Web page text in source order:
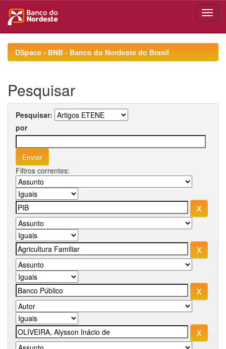
navigationDSpace - BNB - Banco do Nordeste do Brasil
Pesquisar
Pesquisar:
por
Filtros correntes: